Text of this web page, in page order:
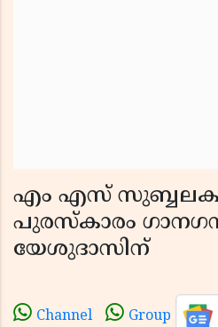
എം എസ്
പുരസ്‌കാരം
യേശുദാസിന്
Channel Group